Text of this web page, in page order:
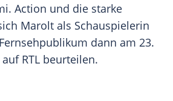
Action und die starke
Marolt als Schauspielerin
Fernsehpublikum dann am 23.
auf RTL beurteilen.